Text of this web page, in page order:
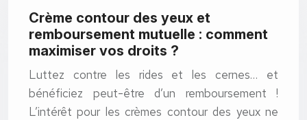
Crème contour des yeux et
remboursement mutuelle : comment
maximiser vos droits ?
Luttez contre les rides et les cernes… et
bénéficiez peut-être d’un remboursement !
L’intérêt pour les crèmes contour des yeux ne